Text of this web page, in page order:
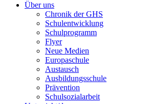
Über uns
Chronik der GHS
Schulentwicklung
Schulprogramm
Flyer
Neue Medien
Europaschule
Austausch
Ausbildungsschule
Prävention
Schulsozialarbeit